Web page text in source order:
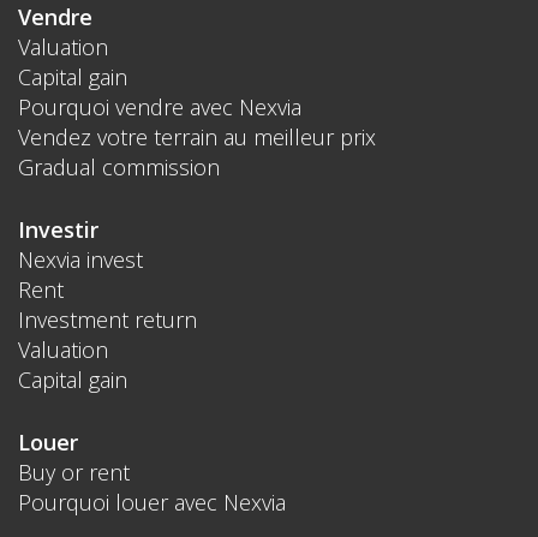
Vendre
Valuation
Capital gain
Pourquoi vendre avec Nexvia
Vendez votre terrain au meilleur prix
Gradual commission
Investir
Nexvia invest
Rent
Investment return
Valuation
Capital gain
Louer
Buy or rent
Pourquoi louer avec Nexvia